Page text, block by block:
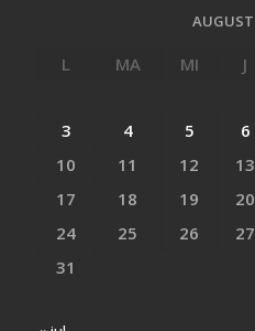
L MA MI J
3
4 5 6
10
11 12 13
17
18 19 20
24
25 26 27
31